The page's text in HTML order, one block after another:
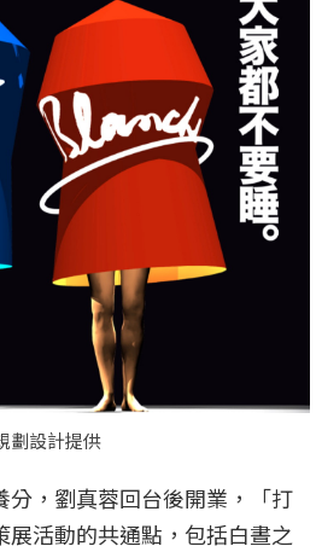
劃設計提供
分，劉真蓉回台後開業，「打
展活動的共通點，包括白晝之